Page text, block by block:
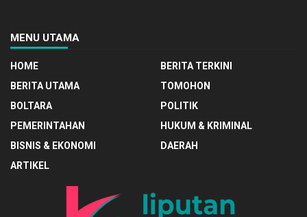
MENU UTAMA
HOME
BERITA TERKINI
BERITA UTAMA
TOMOHON
BOLTARA
POLITIK
PEMERINTAHAN
HUKUM & KRIMINAL
BISNIS & EKONOMI
DAERAH
ARTIKEL